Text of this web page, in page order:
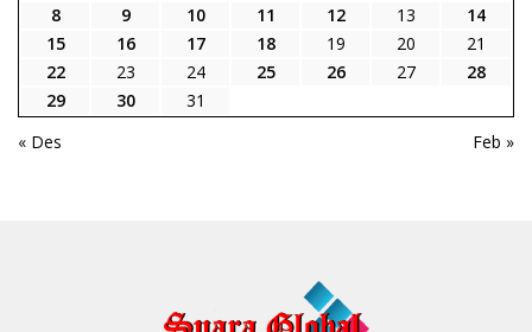
8
9 10 11 12 13
14
15
16 17 18 19 20
21
22
23 24 25 26 27
28
29
30
31
« Des
Feb »